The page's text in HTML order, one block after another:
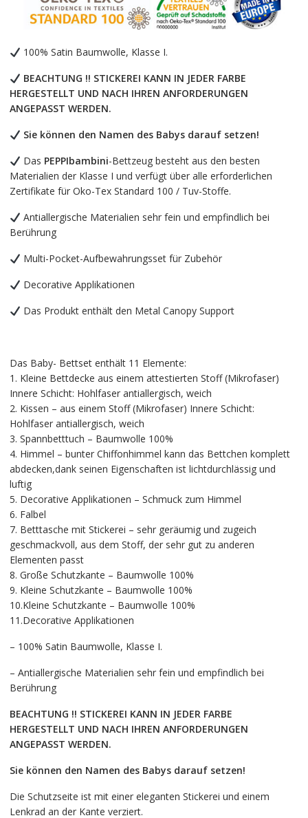
100% Satin Baumwolle, Klasse I.
BEACHTUNG !! STICKEREI KANN IN JEDER FARBE
HERGESTELLT UND NACH IHREN ANFORDERUNGEN
ANGEPASST WERDEN.
Sie können den Namen des Babys darauf setzen!
Das PEPPIbambini-Bettzeug besteht aus den besten
Materialien der Klasse I und verfügt über alle erforderlichen
Zertifikate für Oko-Tex Standard 100 / Tuv-Stoffe.
Antiallergische Materialien sehr fein und empfindlich bei
Berührung
Multi-Pocket-Aufbewahrungsset für Zubehör
Decorative Applikationen
Das Produkt enthält den Metal Canopy Support
Das Baby- Bettset enthält 11 Elemente:
1. Kleine Bettdecke aus einem attestierten Stoff (Mikrofaser)
Innere Schicht: Hohlfaser antiallergisch, weich
2. Kissen – aus einem Stoff (Mikrofaser) Innere Schicht:
Hohlfaser antiallergisch, weich
3. Spannbetttuch – Baumwolle 100%
4. Himmel – bunter Chiffonhimmel kann das Bettchen komplett
abdecken,dank seinen Eigenschaften ist lichtdurchlässig und
luftig
5. Decorative Applikationen – Schmuck zum Himmel
6. Falbel
7. Betttasche mit Stickerei – sehr geräumig und zugeich
geschmackvoll, aus dem Stoff, der sehr gut zu anderen
Elementen passt
8. Große Schutzkante – Baumwolle 100%
9. Kleine Schutzkante – Baumwolle 100%
10.Kleine Schutzkante – Baumwolle 100%
11.Decorative Applikationen
– 100% Satin Baumwolle, Klasse I.
– Antiallergische Materialien sehr fein und empfindlich bei
Berührung
BEACHTUNG !! STICKEREI KANN IN JEDER FARBE
HERGESTELLT UND NACH IHREN ANFORDERUNGEN
ANGEPASST WERDEN.
Sie können den Namen des Babys darauf setzen!
Die Schutzseite ist mit einer eleganten Stickerei und einem
Lenkrad an der Kante verziert.